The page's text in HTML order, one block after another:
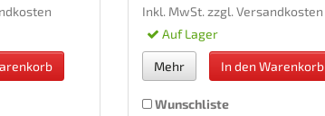
Inkl. MwSt. zzgl. Versandkosten
Auf Lager
Mehr In den Warenkorb
Wunschliste